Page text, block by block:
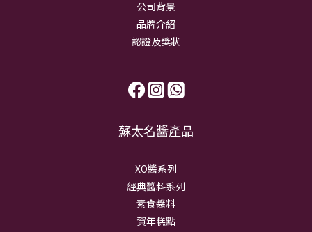
公司背景
品牌介紹
認證及獎狀
蘇太名醬產品
XO醬系列
經典醬料系列
素食醬料
賀年糕點